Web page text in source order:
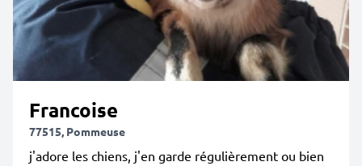
Francoise
77515, Pommeuse
j'adore les chiens, j'en garde régulièrement ou bien